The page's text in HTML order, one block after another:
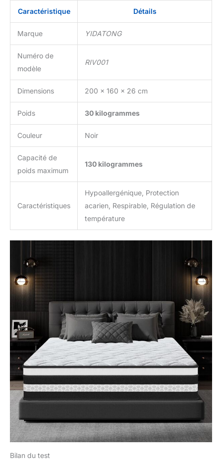
offre élasticité ciblée et
adaptabilité, éliminant
bruits/vibrations. Conçu
pour un alignement
convient aux adeptes de
de forme, garantissant
affaissement.
nuits sans risque, nous
pouvons être sûr que le
matelas 160x200 cm
avec une hauteur de 26
cm et une fermeté H3
memoire de forme vous
convient parfaitement.Et
si jamais vous avez des
questions ou des
problèmes, notre service
dans une boîte, ce qui le
rend petit et facile à
transporter.
Caractéristique Détails
Marque YIDATONG
Numéro de
modèle
RIV001
Dimensions 200 x 160 x 26 cm
Poids 30 kilogrammes
Couleur Noir
Capacité de
poids maximum
130 kilogrammes
Caractéristiques
Hypoallergénique, Protection
acarien, Respirable, Régulation de
température
Bilan du test